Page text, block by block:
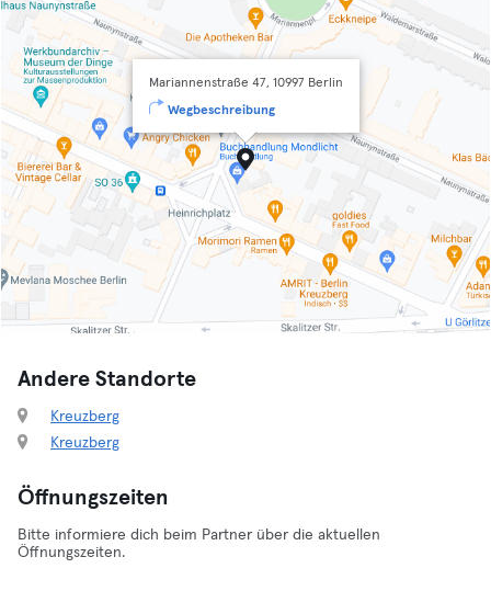
Mariannenstraße 47, 10997 Berlin
Wegbeschreibung
Andere Standorte
Kreuzberg
Kreuzberg
Öffnungszeiten
Bitte informiere dich beim Partner über die aktuellen
Öffnungszeiten.